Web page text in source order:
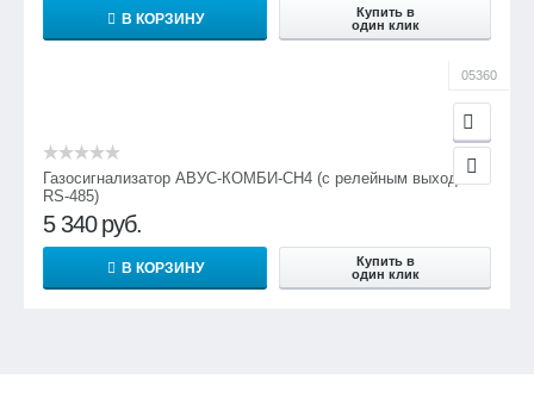
В КОРЗИНУ
Купить в
один клик
05360
Газосигнализатор АВУС-КОМБИ-СН4 (с релейным выходом и
RS-485)
5 340 руб.
В КОРЗИНУ
Купить в
один клик